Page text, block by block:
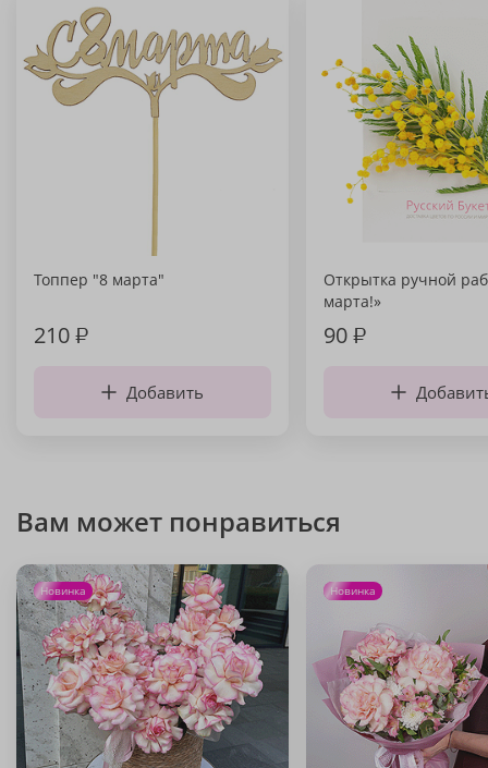
Топпер "8 марта"
210₽
Добавить
Открытка ручной
марта!»
90₽
Вам может понравиться
Новинка Новинка